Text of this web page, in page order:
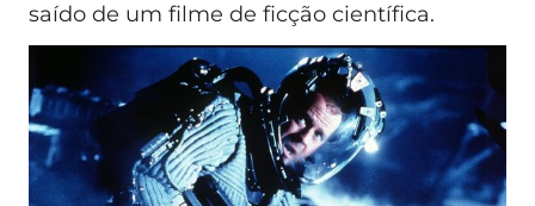
saído de um filme de ficção científica.